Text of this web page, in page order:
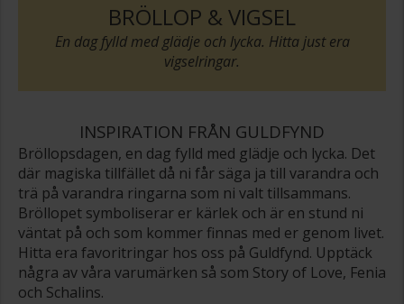
BRÖLLOP & VIGSEL
En dag fylld med glädje och lycka. Hitta just era
vigselringar.
INSPIRATION FRÅN GULDFYND
Bröllopsdagen, en dag fylld med glädje och lycka. Det
där magiska tillfället då ni får säga ja till varandra och
trä på varandra ringarna som ni valt tillsammans.
Bröllopet symboliserar er kärlek och är en stund ni
väntat på och som kommer finnas med er genom livet.
Hitta era favoritringar hos oss på Guldfynd. Upptäck
några av våra varumärken så som Story of Love, Fenia
och Schalins.